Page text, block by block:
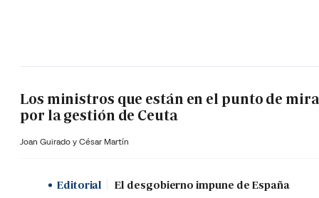
Los ministros que están en el punto de mira
por la gestión de Ceuta
Joan Guirado y César Martín
Editorial El desgobierno impune de España